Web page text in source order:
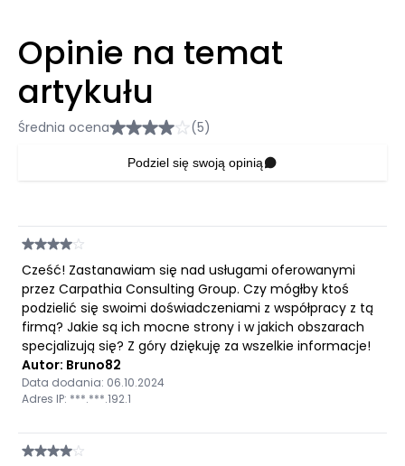
Opinie na temat
artykułu
Średnia ocena (5)
Podziel się swoją opinią
Cześć! Zastanawiam się nad usługami oferowanymi
przez Carpathia Consulting Group. Czy mógłby ktoś
podzielić się swoimi doświadczeniami z współpracy z tą
firmą? Jakie są ich mocne strony i w jakich obszarach
specjalizują się? Z góry dziękuję za wszelkie informacje!
Autor: Bruno82
Data dodania: 06.10.2024
Adres IP: ***.***.192.1